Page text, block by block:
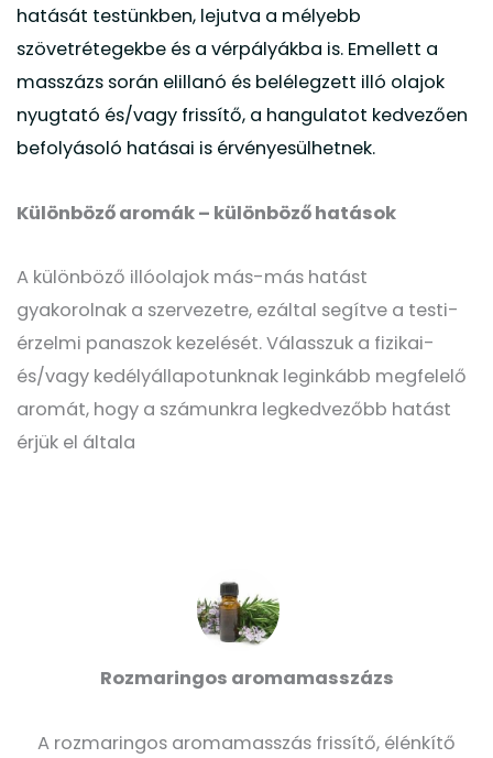
hatását testünkben, lejutva a mélyebb
szövetrétegekbe és a vérpályákba is. Emellett a
masszázs során elillanó és belélegzett illó olajok
nyugtató és/vagy frissítő, a hangulatot kedvezően
befolyásoló hatásai is érvényesülhetnek.
Különböző aromák – különböző hatások
A különböző illóolajok más-más hatást
gyakorolnak a szervezetre, ezáltal segítve a testi-
érzelmi panaszok kezelését. Válasszuk a fizikai-
és/vagy kedélyállapotunknak leginkább megfelelő
aromát, hogy a számunkra legkedvezőbb hatást
érjük el általa
Rozmaringos aromamasszázs
A rozmaringos aromamasszás frissítő, élénkítő